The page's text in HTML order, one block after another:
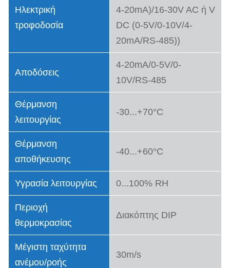
Ηλεκτρική
τροφοδοσία
4-20mA)/16-30V AC ή V
DC (0-5V/0-10V/4-
20mA/RS-485))
Αποδόσεις
4-20mA/0-5V/0-
10V/RS-485
Θέρμανση
λειτουργίας
-30...+70°C
Θέρμανση
αποθήκευσης
-40...+60°C
Υγρασία λειτουργίας 0...100% RH
Περιοχή
θερμοκρασίας
Διακόπτης DIP
Μέγιστη ταχύτητα
ανέμου/ροής
30m/s